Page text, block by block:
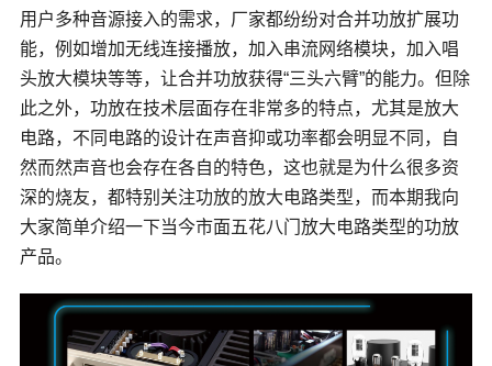
用户多种音源接入的需求，厂家都纷纷对合并功放扩展功
能，例如增加无线连接播放，加入串流网络模块，加入唱
头放大模块等等，让合并功放获得“三头六臂”的能力。但除
此之外，功放在技术层面存在非常多的特点，尤其是放大
电路，不同电路的设计在声音抑或功率都会明显不同，自
然而然声音也会存在各自的特色，这也就是为什么很多资
深的烧友，都特别关注功放的放大电路类型，而本期我向
大家简单介绍一下当今市面五花八门放大电路类型的功放
产品。